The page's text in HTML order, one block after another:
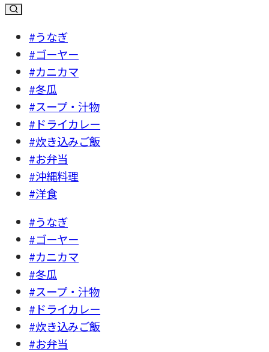
#うなぎ
#ゴーヤー
#カニカマ
#冬瓜
#スープ・汁物
#ドライカレー
#炊き込みご飯
#お弁当
#沖縄料理
#洋食
#うなぎ
#ゴーヤー
#カニカマ
#冬瓜
#スープ・汁物
#ドライカレー
#炊き込みご飯
#お弁当